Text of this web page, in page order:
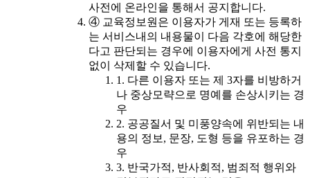
사전에 온라인을 통해서 공지합니다.
④ 교육정보원은 이용자가 게재 또는 등록하
는 서비스내의 내용물이 다음 각호에 해당한
다고 판단되는 경우에 이용자에게 사전 통지
없이 삭제할 수 있습니다.
1. 다른 이용자 또는 제 3자를 비방하거
나 중상모략으로 명예를 손상시키는 경
우
2. 공공질서 및 미풍양속에 위반되는 내
용의 정보, 문장, 도형 등을 유포하는 경
우
3. 반국가적, 반사회적, 범죄적 행위와